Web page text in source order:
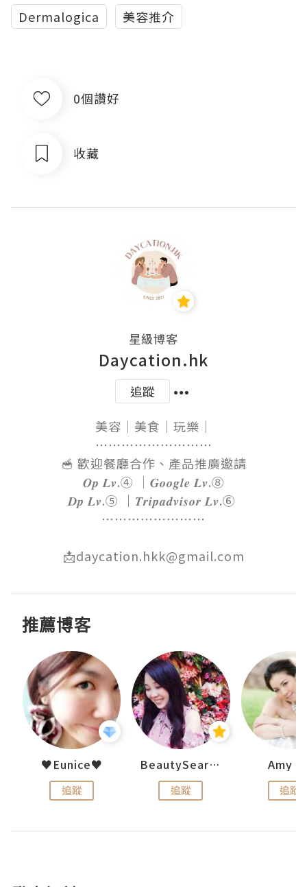
Dermalogica
美容推介
0個讚好
收藏
星級博客
Daycation.hk
追蹤
美容｜美食｜玩樂｜
⋯⋯⋯⋯⋯⋯⋯⋯⋯
🥣 歡迎餐廳合作、產品推廣邀請
𝑶𝒑 𝑳𝒗.④ ｜𝑮𝒐𝒐𝒈𝒍𝒆 𝑳𝒗.⑧
𝑫𝒑 𝑳𝒗.⑤ ｜𝑻𝒓𝒊𝒑𝒂𝒅𝒗𝒊𝒔𝒐𝒓 𝑳𝒗.⑥
⋯⋯⋯⋯⋯⋯⋯⋯
📩daycation.hkk@gmail.com
推薦博客
♥Eunice♥
追蹤
BeautySearch
追蹤
Amy
追蹤